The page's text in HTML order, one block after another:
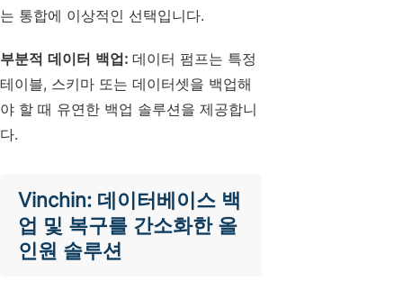
는 통합에 이상적인 선택입니다.
부분적 데이터 백업: 데이터 펌프는 특정
테이블, 스키마 또는 데이터셋을 백업해
야 할 때 유연한 백업 솔루션을 제공합니
다.
Vinchin: 데이터베이스 백
업 및 복구를 간소화한 올
인원 솔루션